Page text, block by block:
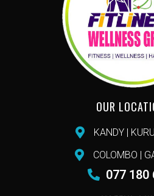
OUR
KANDY |
COLOMBO |
077 180